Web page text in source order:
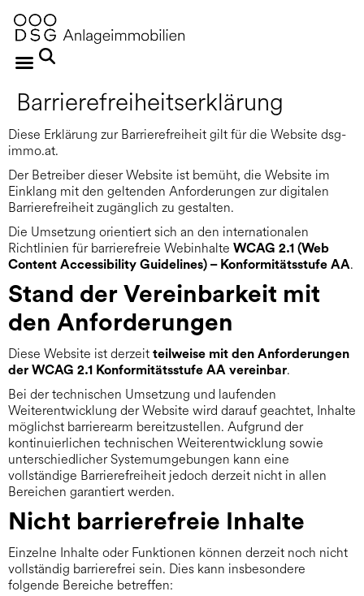
Barrierefreiheitserklärung
Diese Erklärung zur Barrierefreiheit gilt für die Website dsg-
immo.at.
Der Betreiber dieser Website ist bemüht, die Website im
Einklang mit den geltenden Anforderungen zur digitalen
Barrierefreiheit zugänglich zu gestalten.
Die Umsetzung orientiert sich an den internationalen
Richtlinien für barrierefreie Webinhalte WCAG 2.1 (Web
Content Accessibility Guidelines) – Konformitätsstufe AA.
Stand der Vereinbarkeit mit
den Anforderungen
Diese Website ist derzeit teilweise mit den Anforderungen
der WCAG 2.1 Konformitätsstufe AA vereinbar.
Bei der technischen Umsetzung und laufenden
Weiterentwicklung der Website wird darauf geachtet, Inhalte
möglichst barrierearm bereitzustellen. Aufgrund der
kontinuierlichen technischen Weiterentwicklung sowie
unterschiedlicher Systemumgebungen kann eine
vollständige Barrierefreiheit jedoch derzeit nicht in allen
Bereichen garantiert werden.
Nicht barrierefreie Inhalte
Einzelne Inhalte oder Funktionen können derzeit noch nicht
vollständig barrierefrei sein. Dies kann insbesondere
folgende Bereiche betreffen: